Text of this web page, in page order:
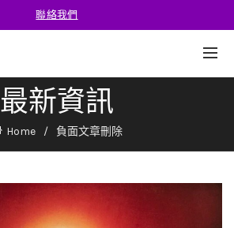
聯絡我們
最新資訊
Home 負面文章刪除